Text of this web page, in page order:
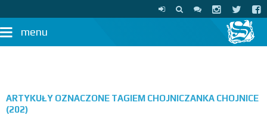
menu
ARTYKUŁY OZNACZONE TAGIEM CHOJNICZANKA CHOJNICE
(202)